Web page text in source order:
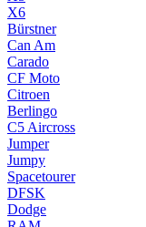
X6
Bürstner
Can Am
Carado
CF Moto
Citroen
Berlingo
C5 Aircross
Jumper
Jumpy
Spacetourer
DFSK
Dodge